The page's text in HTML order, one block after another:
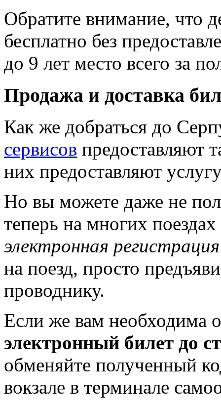
Обратите внимание, что
бесплатно без
до 9 лет место всего за
Продажа и доставка
Как же добраться до
сервисов предоставляют
них предоставляют
Но вы можете даже не
теперь на многих
электронная регистрация
на поезд, просто
проводнику.
Если же вам необходима
электронный билет до
обменяйте полученный
вокзале в терминале